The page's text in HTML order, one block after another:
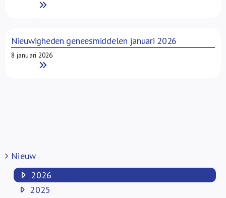
Read More
Nieuwigheden geneesmiddelen januari 2026
8 januari 2026
Read More
Nieuw
2026
2025